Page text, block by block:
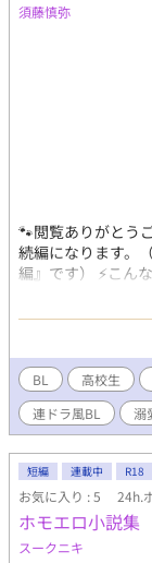
須藤慎弥
🐾閲覧ありがとう
続編になります。
編』です） ⚡こん
高校に、金髪チビ
バカ正直でバカ可
あえず自分のも
信じられないほど
付き合うまでの道
ら追う物語であ
り占めするには勿
た作者。 迅と雷が
上げてくださいま
@0moti_moti0（
BL 高校生
連ドラ風BL
溺
短編 連載中 R18
お気に入り : 5 24h.
ホモエロ小説集
スークニキ